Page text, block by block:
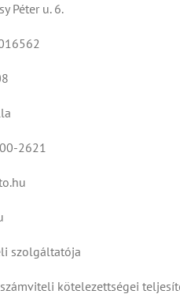
Péter u. 6.
2621
szolgáltatója
számviteli kötelezettségei